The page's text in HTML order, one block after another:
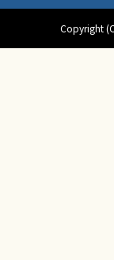
Copyright